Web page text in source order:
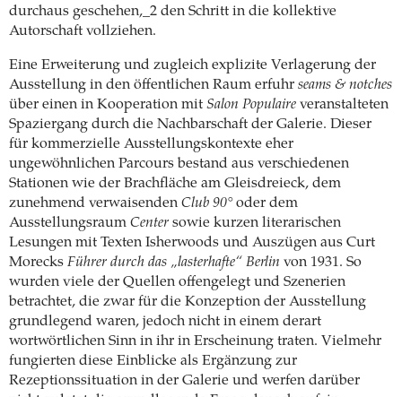
durchaus geschehen,_2 den Schritt in die kollektive
Autorschaft vollziehen.
Eine Erweiterung und zugleich explizite Verlagerung der
Ausstellung in den öffentlichen Raum erfuhr seams & notches
über einen in Kooperation mit Salon Populaire veranstalteten
Spaziergang durch die Nachbarschaft der Galerie. Dieser
für kommerzielle Ausstellungskontexte eher
ungewöhnlichen Parcours bestand aus verschiedenen
Stationen wie der Brachfläche am Gleisdreieck, dem
zunehmend verwaisenden Club 90°oder dem
Ausstellungsraum Center sowie kurzen literarischen
Lesungen mit Texten Isherwoods und Auszügen aus Curt
Morecks Führer durch das „lasterhafte“ Berlin von 1931. So
wurden viele der Quellen offengelegt und Szenerien
betrachtet, die zwar für die Konzeption der Ausstellung
grundlegend waren, jedoch nicht in einem derart
wortwörtlichen Sinn in ihr in Erscheinung traten. Vielmehr
fungierten diese Einblicke als Ergänzung zur
Rezeptionssituation in der Galerie und werfen darüber